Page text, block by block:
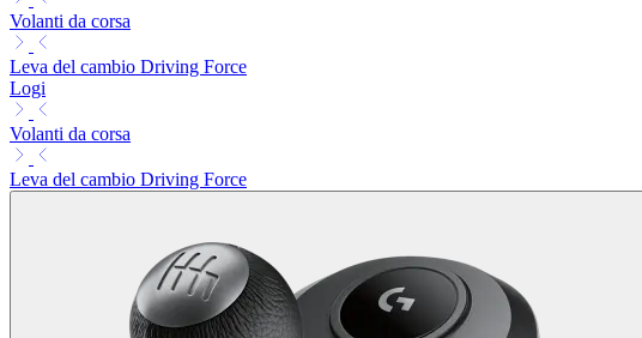
Volanti da corsa
Leva del cambio Driving Force
Logi
Volanti da corsa
Leva del cambio Driving Force